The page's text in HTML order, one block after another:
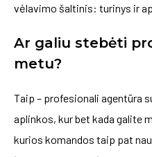
vėlavimo šaltinis: turinys ir
Ar galiu stebėti
metu?
Taip – profesionali agentūra
aplinkos, kur bet kada galite
kurios komandos taip pat